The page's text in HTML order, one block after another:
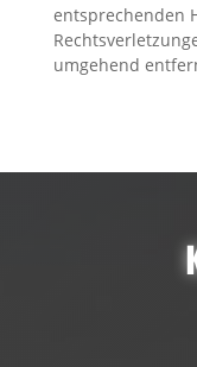
entsprechenden
umgehend